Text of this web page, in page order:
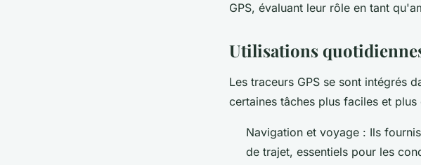
GPS, évaluant leur rôle en tant
Utilisations
Les traceurs GPS se sont intégrés
certaines tâches plus faciles et plus
Navigation et voyage : Ils
de trajet, essentiels pour les